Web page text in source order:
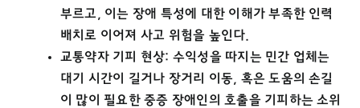
부르고, 이는 장애 특성에 대한 이해가 부족한 인력
배치로 이어져 사고 위험을 높인다.
교통약자 기피 현상: 수익성을 따지는 민간 업체는
대기 시간이 길거나 장거리 이동, 혹은 도움의 손길
이 많이 필요한 중증 장애인의 호출을 기피하는 소위